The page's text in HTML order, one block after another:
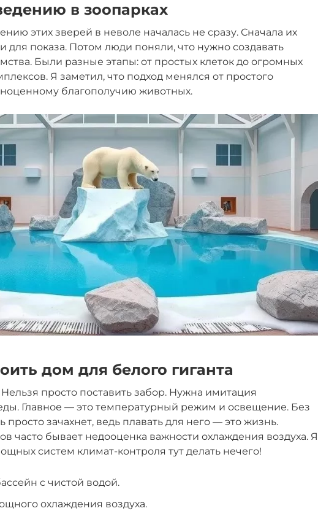
в зоопарках
этих зверей в неволе началась не сразу. Сначала их
для показа. Потом люди поняли, что нужно создавать
Были разные этапы: от простых клеток до огромных
Я заметил, что подход менялся от простого
благополучию животных.
дом для белого гиганта
Нельзя просто поставить забор. Нужна имитация
Главное — это температурный режим и освещение. Без
просто зачахнет, ведь плавать для него — это жизнь.
часто бывает недооценка важности охлаждения воздуха. Я
систем климат-контроля тут делать нечего!
с чистой водой.
охлаждения воздуха.